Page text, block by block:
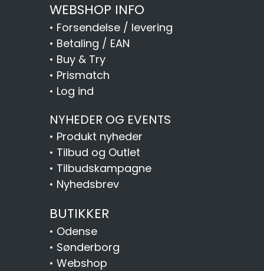
WEBSHOP INFO
• Forsendelse / levering
• Betaling / EAN
• Buy & Try
• Prismatch
• Log ind
NYHEDER OG EVENTS
• Produkt nyheder
• Tilbud og Outlet
• Tilbudskampagne
• Nyhedsbrev
BUTIKKER
• Odense
• Sønderborg
• Webshop